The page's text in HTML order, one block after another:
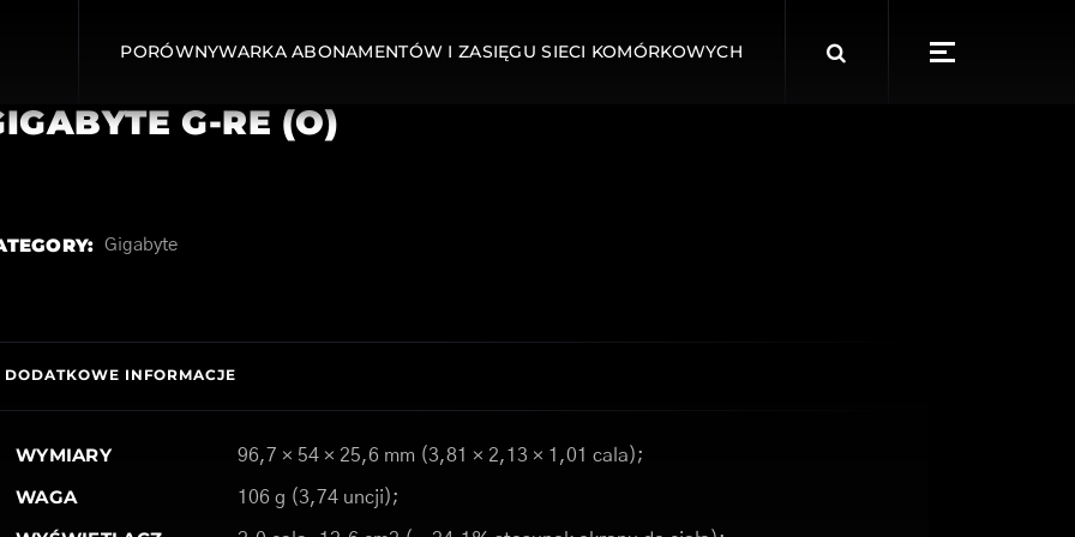
PORÓWNYWARKA ABONAMENTÓW I ZASIĘGU SIECI KOMÓRKOWYCH
for:
G-RE (O)
Gigabyte
DODATKOWE INFORMACJE
WYMIARY 96,7 × 54 × 25,6 mm (3,81 × 2,13 × 1,01 cala);
WAGA 106 g (3,74 uncji);